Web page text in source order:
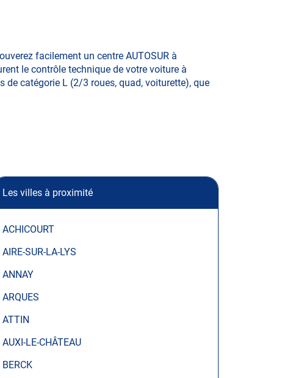
facilement un centre AUTOSUR à
le contrôle technique de votre voiture à
de catégorie L (2/3 roues, quad, voiturette), que
Les villes à proximité
ACHICOURT
AIRE-SUR-LA-LYS
ANNAY
ARQUES
ATTIN
AUXI-LE-CHÂTEAU
BERCK